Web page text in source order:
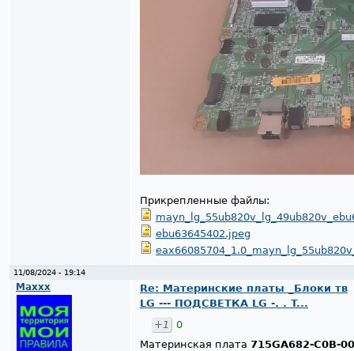
Прикрепленные файлы:
ebu63645402.jpeg
11/08/2024 - 19:14
Maxxx
Re: Материнские платы _Блоки тв
LG --- ПОДСВЕТКА LG -. . T...
+1
0
Материнская плата 715GA682-C0B-